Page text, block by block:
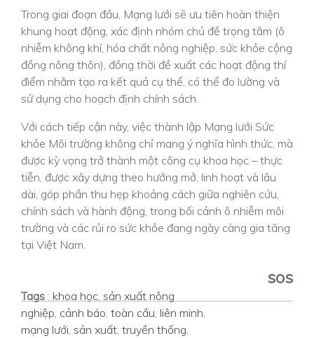
Trong giai đoạn đầu, Mạng lưới sẽ ưu tiên hoàn thiện
khung hoạt động, xác định nhóm chủ đề trọng tâm (ô
nhiễm không khí, hóa chất nông nghiệp, sức khỏe cộng
đồng nông thôn), đồng thời đề xuất các hoạt động thí
điểm nhằm tạo ra kết quả cụ thể, có thể đo lường và
sử dụng cho hoạch định chính sách.
Với cách tiếp cận này, việc thành lập Mạng lưới Sức
khỏe Môi trường không chỉ mang ý nghĩa hình thức, mà
được kỳ vọng trở thành một công cụ khoa học – thực
tiễn, được xây dựng theo hướng mở, linh hoạt và lâu
dài, góp phần thu hẹp khoảng cách giữa nghiên cứu,
chính sách và hành động, trong bối cảnh ô nhiễm môi
trường và các rủi ro sức khỏe đang ngày càng gia tăng
tại Việt Nam.
sos
Tags : khoa học, sản xuất nông
nghiệp, cảnh báo, toàn cầu, liên minh,
mạng lưới, sản xuất, truyền thống,